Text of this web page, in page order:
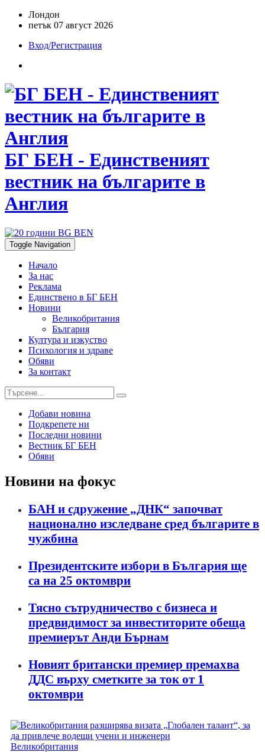
Лондон
петък 07 август 2026
Вход/Регистрация
БГ БЕН - Единственият
вестник на българите в
Англия
Toggle Navigation
Начало
За нас
Реклама
Единствено в БГ БЕН
Новини
Великобритания
България
Култура и изкуство
Психология и здраве
Обяви
За контакт
Добави новина
Подкрепете ни
Последни новини
Вестник БГ БЕН
Обяви
Новини на фокус
БАН и сдружение „ДНК“ започват
национално изследване сред българите в
чужбина
Президентските избори в България ще
са на 25 октомври
Тясно сътрудничество с бизнеса и
предвидимост за инвеститорите обеща
премиерът Анди Бърнам
Новият британски премиер премахва
ДДС върху сметките за ток от 1
октомври
Великобритания